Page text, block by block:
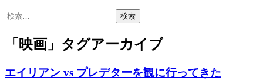
プ
検
「映画」タグアーカイブ
エイリアン vs プレデターを観に行ってきた